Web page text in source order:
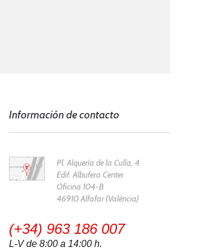
Información de contacto
Pl. Alquería de la Culla, 4
Edif. Albufera Center
Oficina 104-B
46910 Alfafar (València)
(+34) 963 186 007
L-V de 8:00 a 14:00 h.